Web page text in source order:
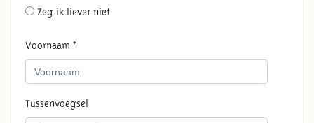
ZONDAGSBRUNCH
Zeg ik liever niet
Voornaam *
Tussenvoegsel